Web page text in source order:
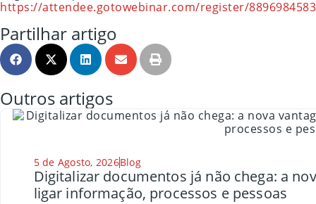
https://attendee.gotowebinar.com/register/
Partilhar artigo
Outros artigos
5 de Agosto, 2026Blog
Digitalizar documentos já não chega: a
ligar informação, processos e pessoas